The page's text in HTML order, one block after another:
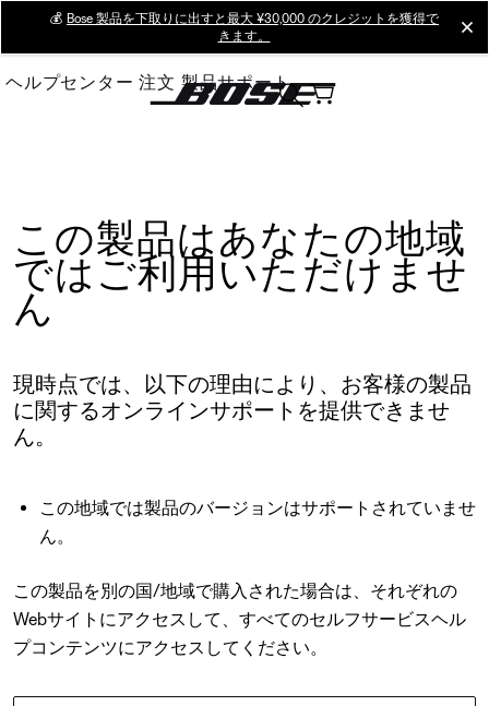
Main
💰 Bose 製品を下取りに出すと最大 ¥30,000 のクレジットを獲得で
きます。
ヘルプセンター 注文 製品サポート
この製品はあなたの地域
ではご利用いただけませ
ん
現時点では、以下の理由により、お客様の製品
に関するオンラインサポートを提供できませ
ん。
この地域では製品のバージョンはサポートされていませ
ん。
この製品を別の国/地域で購入された場合は、それぞれの
Webサイトにアクセスして、すべてのセルフサービスヘル
プコンテンツにアクセスしてください。